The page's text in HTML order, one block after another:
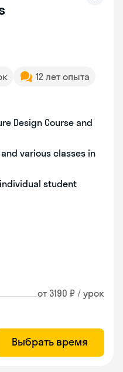
12 лет опыта
Design Course and
various classes in
student
от 3190 ₽ / урок
Выбрать время